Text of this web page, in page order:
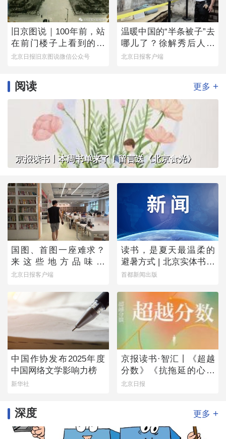
旧京图说｜100年前，站
在前门楼子上看到的是
这番景象
北京日报旧京图说微信公众号
温暖中国的“半条被子”去
哪儿了？徐解秀后人道
出令人落泪的真相
北京日报客户端
阅读 更多 +
京报读书丨本周书单来了！留言送《北京食光》
国图、首图一座难求？
来这些地方品味书
香……
北京日报客户端
读书，是夏天最温柔的
避暑方式 | 北京实体书店
活动预告（8月1日-8月7
首都新闻出版
中国作协发布2025年度
中国网络文学影响力榜
新华社
京报读书·智汇丨《超越
分数》《抗拖延的心理
学》《物理学的第一次
北京日报
深度 更多 +